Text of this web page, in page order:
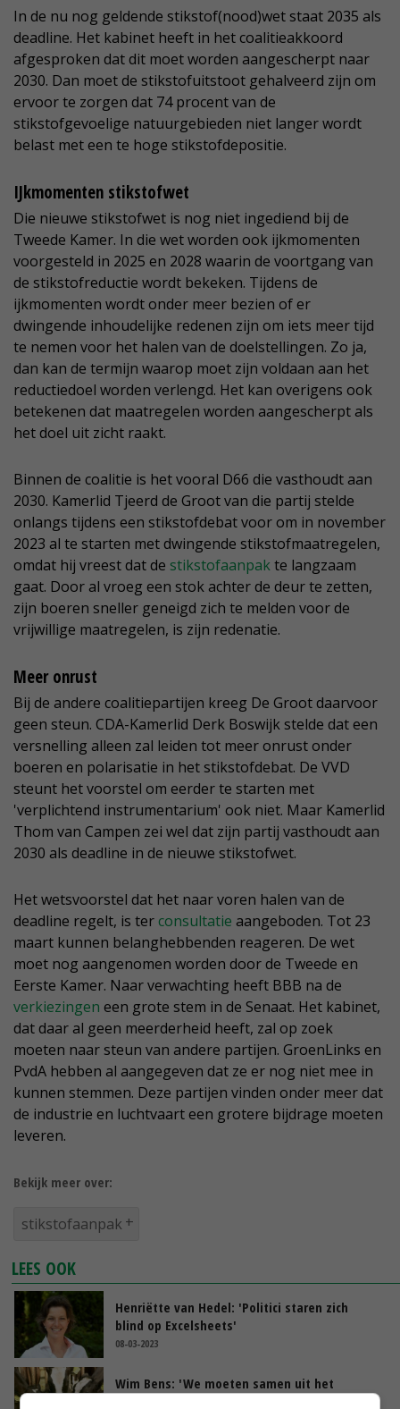
In de nu nog geldende stikstof(nood)wet staat 2035 als
deadline. Het kabinet heeft in het coalitieakkoord
afgesproken dat dit moet worden aangescherpt naar
2030. Dan moet de stikstofuitstoot gehalveerd zijn om
ervoor te zorgen dat 74 procent van de
stikstofgevoelige natuurgebieden niet langer wordt
belast met een te hoge stikstofdepositie.
IJkmomenten stikstofwet
Die nieuwe stikstofwet is nog niet ingediend bij de
Tweede Kamer. In die wet worden ook ijkmomenten
voorgesteld in 2025 en 2028 waarin de voortgang van
de stikstofreductie wordt bekeken. Tijdens de
ijkmomenten wordt onder meer bezien of er
dwingende inhoudelijke redenen zijn om iets meer tijd
te nemen voor het halen van de doelstellingen. Zo ja,
dan kan de termijn waarop moet zijn voldaan aan het
reductiedoel worden verlengd. Het kan overigens ook
betekenen dat maatregelen worden aangescherpt als
het doel uit zicht raakt.
Binnen de coalitie is het vooral D66 die vasthoudt aan
2030. Kamerlid Tjeerd de Groot van die partij stelde
onlangs tijdens een stikstofdebat voor om in november
2023 al te starten met dwingende stikstofmaatregelen,
omdat hij vreest dat de stikstofaanpakte langzaam
gaat. Door al vroeg een stok achter de deur te zetten,
zijn boeren sneller geneigd zich te melden voor de
vrijwillige maatregelen, is zijn redenatie.
Meer onrust
Bij de andere coalitiepartijen kreeg De Groot daarvoor
geen steun. CDA-Kamerlid Derk Boswijk stelde dat een
versnelling alleen zal leiden tot meer onrust onder
boeren en polarisatie in het stikstofdebat. De VVD
steunt het voorstel om eerder te starten met
'verplichtend instrumentarium' ook niet. Maar Kamerlid
Thom van Campen zei wel dat zijn partij vasthoudt aan
2030 als deadline in de nieuwe stikstofwet.
Het wetsvoorstel dat het naar voren halen van de
deadline regelt, is terconsultatie aangeboden. Tot 23
maart kunnen belanghebbenden reageren. De wet
moet nog aangenomen worden door de Tweede en
Eerste Kamer. Naar verwachting heeft BBB na de
verkiezingen een grote stem in de Senaat. Het kabinet,
dat daar al geen meerderheid heeft, zal op zoek
moeten naar steun van andere partijen. GroenLinks en
PvdA hebben al aangegeven dat ze er nog niet mee in
kunnen stemmen. Deze partijen vinden onder meer dat
de industrie en luchtvaart een grotere bijdrage moeten
leveren.
Bekijk meer over:
stikstofaanpak
LEES OOK
Henriëtte van Hedel: 'Politici staren zich
blind op Excelsheets'
08-03-2023
Wim Bens: 'We moeten samen uit het